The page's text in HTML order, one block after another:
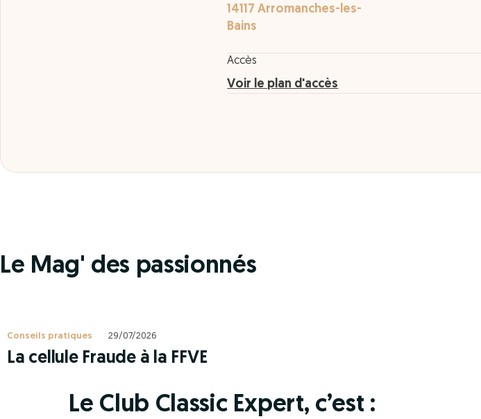
14117 Arromanches-les-
Bains
Accès
Voir le plan d'accès
Le Mag' des passionnés
Conseils pratiques 29/07/2026
La cellule Fraude à la FFVE
Le Club Classic Expert, c’est :